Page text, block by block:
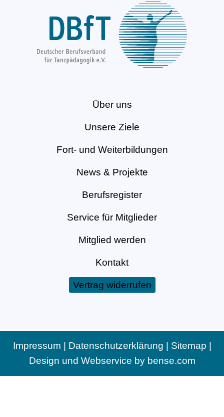
Über uns
Unsere Ziele
Fort- und Weiterbildungen
News & Projekte
Berufsregister
Service für Mitglieder
Mitglied werden
Kontakt
Vertrag widerrufen
Impressum | Datenschutzerklärung | Sitemap |
Design und Webservice by bense.com